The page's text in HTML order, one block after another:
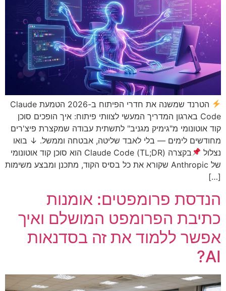
הטרנד שמשנה את חדרי הפיתוח ב-2026 הטמעת Claude
Code בארגון המדריך המעשי לצוותי פיתוח: איך הופכים סוכן
קוד אוטונומי מ"גימיק מגניב" לתשתית עבודה שמקצרת פיצ'רים
מחודשים לימים — בלי לאבד שליטה, אבטחה וממשל. ↓ בואו
נצלול
בקצרה (TL;DR) Claude Code הוא סוכן קוד אוטונומי
של Anthropic שקורא את כל בסיס הקוד, מתכנן ומבצע משימות
[…]
הנדסת פרומפטים: אומנות
כתיבת הפרומפט המושלם ואיך
אפשר ללמוד את זה בסדנאות
AI?